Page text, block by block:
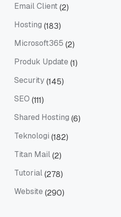
Email Client(2)
Hosting (183)
Microsoft365 (2)
Produk Update (1)
Security(145)
SEO (111)
Shared Hosting (6)
Teknologi (182)
Titan Mail(2)
Tutorial(278)
Website (290)